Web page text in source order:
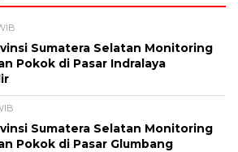
Sumatera Selatan Monitoring
Pokok di Pasar Indralaya
Sumatera Selatan Monitoring
Pokok di Pasar Glumbang